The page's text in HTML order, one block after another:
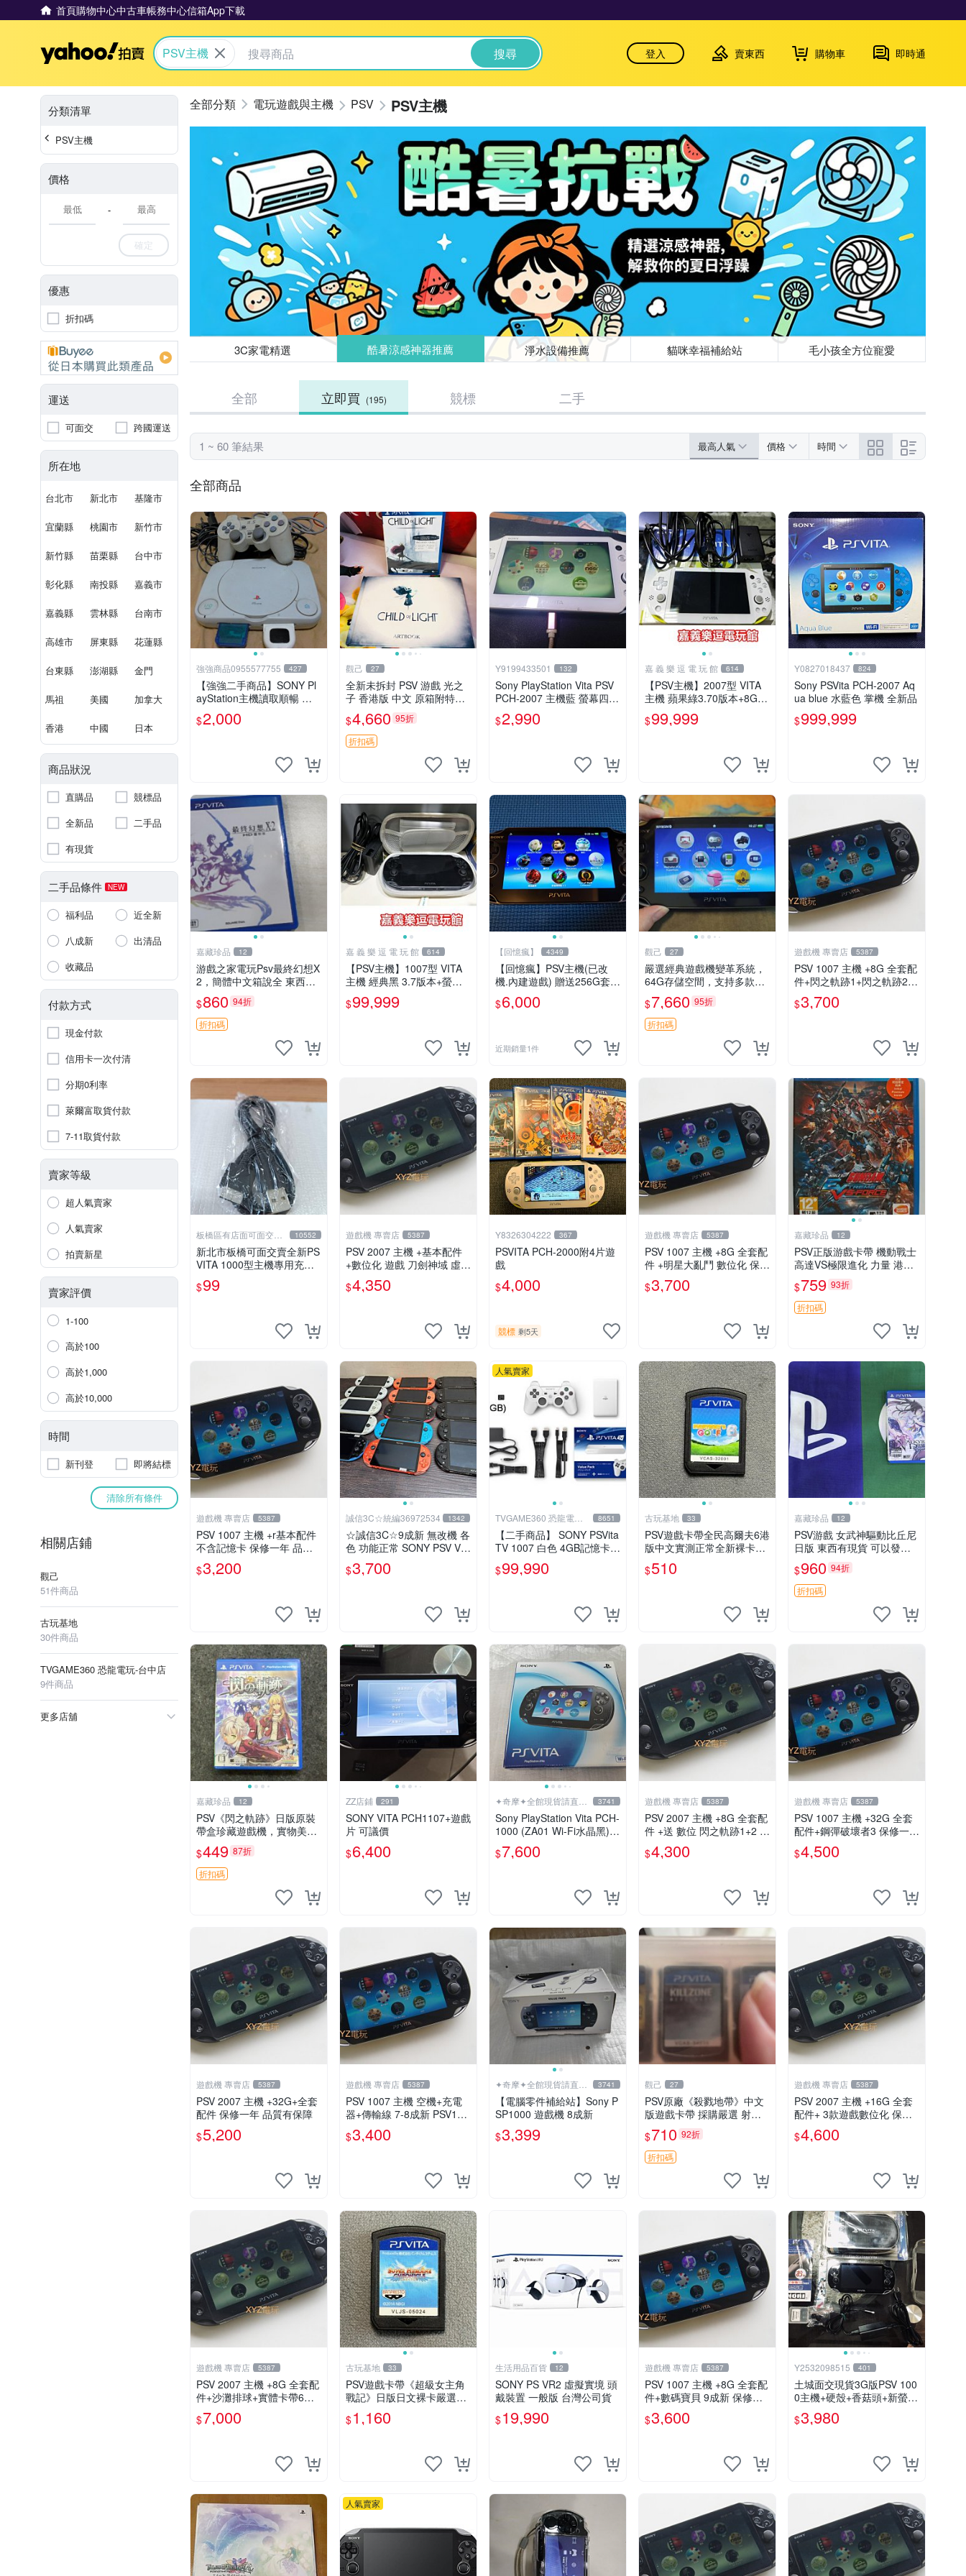
首頁購物中心中古車帳務中心信箱App下載
Yahoo拍賣
PSV主機 搜尋 登入 賣東西 購物車 即時通
分類清單
PSV主機
價格
-
確定
優惠
折扣碼
運送
可面交 跨國運送
所在地
台北市 新北市 基隆市
宜蘭縣 桃園市 新竹市
新竹縣 苗栗縣 台中市
彰化縣 南投縣 嘉義市
嘉義縣 雲林縣 台南市
高雄市 屏東縣 花蓮縣
台東縣 澎湖縣 金門
馬祖 美國 加拿大
香港 中國 日本
商品狀況
直購品
競標品
全新品
二手品
有現貨
二手品條件 NEW
福利品
近全新
八成新
出清品
收藏品
付款方式
現金付款
信用卡一次付清
分期0利率
萊爾富取貨付款
7-11取貨付款
賣家等級
超人氣賣家
人氣賣家
拍賣新星
賣家評價
1-100
高於100
高於1,000
高於10,000
時間
新刊登 即將結標
清除所有條件
相關店鋪
觀己
51件商品
古玩基地
30件商品
TVGAME360 恐龍電玩-台中店
9件商品
更多店舖
電玩遊戲與主機 PSV PSV主機
3C家電精選 酷暑涼感神器推薦 淨水設備推薦 貓咪幸福補給站 毛小孩全方位寵愛
全部 立即買 (195) 競標 二手
1 ~ 60 筆結果 最高人氣 價格 時間
全部商品
強強商品0955577755 427
【強強二手商品】SONY Pl
ayStation主機讀取順暢 如
圖全部 ! 外觀完整乾淨
$2,000
觀己 27
全新未拆封 PSV 游戲 光之
子 香港版 中文 原箱附特典
畫冊 輝耀上市嚴選商品 光
之子 港版 PSV 特典畫冊
$4,660 95折
折扣碼
Y9199433501 132
Sony PlayStation Vita PSV
PCH-2007 主機藍 螢幕四角
略暗 可安裝遊戲 系統3.74
書
$2,990
嘉 義 樂 逗 電 玩 館 614
【PSV主機】2007型 VITA
主機 蘋果綠3.70版本+8G記
憶卡+螢幕保護貼【9成新】
✪中古二手✪嘉義樂逗電玩
$99,999
Y0827018437 824
Sony PSVita PCH-2007 Aq
ua blue 水藍色 掌機 全新品
$999,999
嘉藏珍品 12
游戲之家電玩Psv最終幻想X
2，簡體中文箱說全 東西有
現貨 可以發手物品 無質量
問題售不退不換
$860 94折
折扣碼
嘉 義 樂 逗 電 玩 館 614
【PSV主機】1007型 VITA
主機 經典黑 3.7版本+螢幕
保護貼+主機收納包【9成
新】✪中古二手✪嘉義樂逗
$99,999
【回憶瘋】 4349
【回憶瘋】PSV主機(已改
機.內建遊戲) 贈送256G套卡
9成新 遊戲機 PSVITA
$6,000
近期銷量1件
觀己 27
嚴選經典遊戲機變革系統，
64G存儲空間，支持多款模
擬器享受懷舊樂趣 黑店版 P
SV 游戲 模擬器
$7,660 95折
折扣碼
遊戲機 專賣店 5387
PSV 1007 主機 +8G 全套配
件+閃之軌跡1+閃之軌跡2
保修一年 品質有保障
$3,700
板橋區有店面可面交高
價回收電玩
10552
新北市板橋可面交賣全新PS
VITA 1000型主機專用充電
線....超便宜只賣99元
$99
遊戲機 專賣店 5387
PSV 2007 主機 +基本配件
+數位化 遊戲 刀劍神域 虛空
幻界 保修一年
$4,350
Y8326304222 367
PSVITA PCH-2000附4片遊
戲
$4,000
競標 剩5天
遊戲機 專賣店 5387
PSV 1007 主機 +8G 全套配
件 +明星大亂鬥 數位化 保修
一年 品質有保障
$3,700
嘉藏珍品 12
PSV正版游戲卡帶 機動戰士
高達VS極限進化 力量 港版
中文 盒裝全新未開封，支持
所有日版，港版或其他地區
的PSV游戲機主機，（除
外），拆封後不支持退
$759 93折
折扣碼
遊戲機 專賣店 5387
PSV 1007 主機 +r基本配件
不含記憶卡 保修一年 品質
有保障
$3,200
誠信3C☆統編36972534 1342
☆誠信3C☆9成新 無改機 各
色 功能正常 SONY PSV VIT
A 主機 2000~3000型 二手
功能正常 賣3千5~4千也可
$3,700
人氣賣家
TVGAME360 恐龍電玩- 8651
【二手商品】 SONY PSVita
TV 1007 白色 4GB記憶卡 P
S3手把(白) 書盒完整 【台
中恐龍電玩】
$99,990
古玩基地 33
PSV遊戲卡帶全民高爾夫6港
版中文實測正常全新裸卡無
保售不退換單次購兩張以上
再享優惠 全民高爾夫6 PSV
$510
嘉藏珍品 12
PSV游戲 女武神驅動比丘尼
日版 東西有現貨 可以發手
物品 無質量問題售不退不換
$960 94折
折扣碼
嘉藏珍品 12
PSV《閃之軌跡》日版原裝
帶盒珍藏遊戲機，實物美如
新，嚴選推薦 閃之軌跡 日
版 PSV 原裝帶盒
$449 87折
折扣碼
ZZ店鋪 291
SONY VITA PCH1107+遊戲
片 可議價
$6,400
✦奇摩✦全館現貨請直接
下標
3741
Sony PlayStation Vita PCH-
1000 (ZA01 Wi-Fi水晶黑)
掌上遊戲機 5英吋多點觸控
螢幕
$7,600
遊戲機 專賣店 5387
PSV 2007 主機 +8G 全套配
件 +送 數位 閃之軌跡1+2 保
修一年 品質有保障
$4,300
遊戲機 專賣店 5387
PSV 1007 主機 +32G 全套
配件+鋼彈破壞者3 保修一年
品質有保障 psvita
$4,500
遊戲機 專賣店 5387
PSV 2007 主機 +32G+全套
配件 保修一年 品質有保障
$5,200
遊戲機 專賣店 5387
PSV 1007 主機 空機+充電
器+傳輸線 7-8成新 PSV100
7 一年保修
$3,400
✦奇摩✦全館現貨請直接
下標
3741
【電腦零件補給站】Sony P
SP1000 遊戲機 8成新
$3,399
觀己 27
PSV原廠《殺戮地帶》中文
版遊戲卡帶 採購嚴選 射擊
迷必備 成色尚佳 插入即玩
殺戮地帶 PSV 射擊 游戲
$710 92折
折扣碼
遊戲機 專賣店 5387
PSV 2007 主機 +16G 全套
配件+ 3款遊戲數位化 保修
一年 品質有保障
$4,600
遊戲機 專賣店 5387
PSV 2007 主機 +8G 全套配
件+沙灘排球+實體卡帶6張
保修一年 品質有保障
$7,000
古玩基地 33
PSV遊戲卡帶《超級女主角
戰記》日版日文裸卡嚴選實
測正常索尼專用 超級女主角
戰記 PSV 日版 裸卡
$1,160
生活用品百貨 12
SONY PS VR2 虛擬實境 頭
戴裝置 一般版 台灣公司貨
$19,990
遊戲機 專賣店 5387
PSV 1007 主機 +8G 全套配
件+數碼寶貝 9成新 保修一
年 品質有保障 psvita
$3,600
Y2532098515 401
土城面交現貨3G版PSV 100
0主機+硬殼+香菇頭+新螢幕
玻璃貼+初音掛繩+可改機版
本8成新 一年保修如照片所
$3,980
人氣賣家